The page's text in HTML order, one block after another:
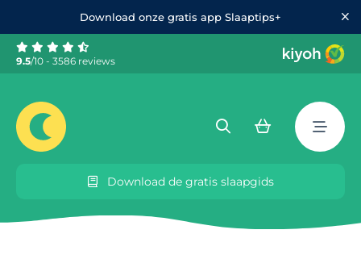
Download onze gratis app Slaaptips+
9.5/10 - 3586 reviews
Download de gratis slaapgids